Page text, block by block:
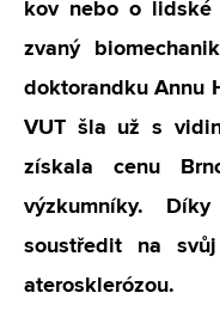
kov nebo o
zvaný
doktorandku Annu
VUT šla už s
získala cenu
výzkumníky.
soustředit na
aterosklerózou.